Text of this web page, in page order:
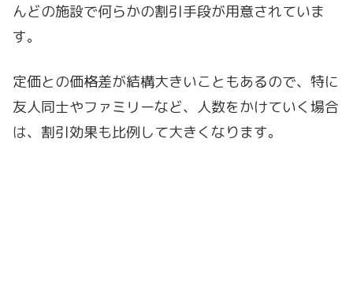
んどの施設で何らかの割引手段が用意されていま
す。
定価との価格差が結構大きいこともあるので、特に
友人同士やファミリーなど、人数をかけていく場合
は、割引効果も比例して大きくなります。